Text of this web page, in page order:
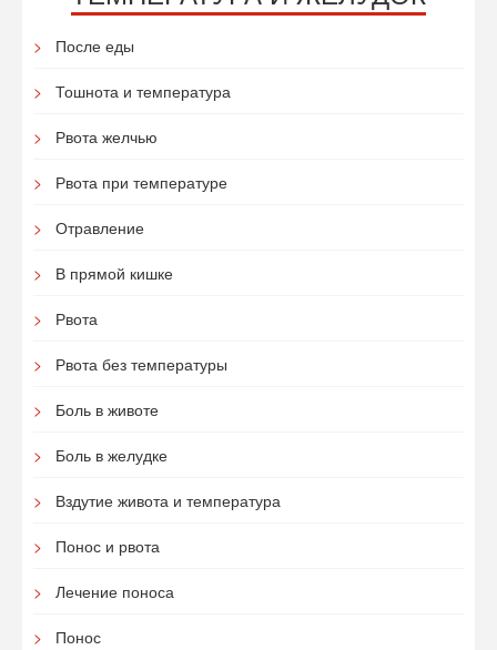
После еды
Тошнота и температура
Рвота желчью
Рвота при температуре
Отравление
В прямой кишке
Рвота
Рвота без температуры
Боль в животе
Боль в желудке
Вздутие живота и температура
Понос и рвота
Лечение поноса
Понос